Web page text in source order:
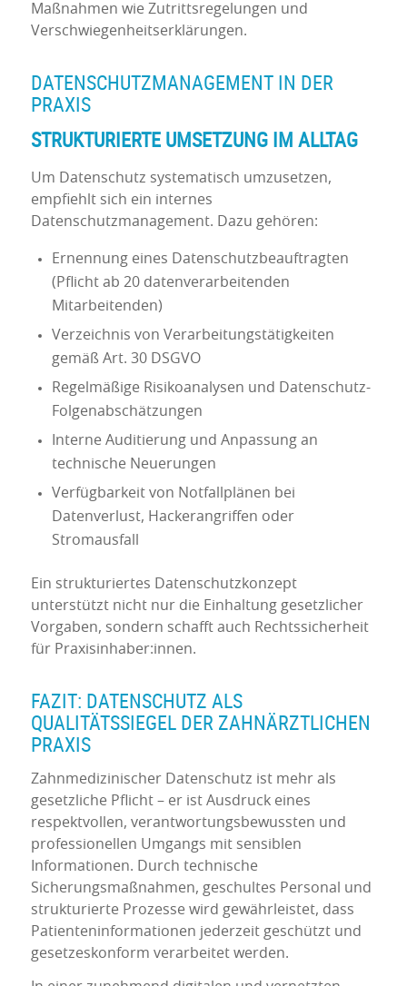
Maßnahmen wie Zutrittsregelungen und
Verschwiegenheitserklärungen.
DATENSCHUTZMANAGEMENT IN DER
PRAXIS
STRUKTURIERTE UMSETZUNG IM ALLTAG
Um Datenschutz systematisch umzusetzen,
empfiehlt sich ein internes
Datenschutzmanagement. Dazu gehören:
Ernennung eines Datenschutzbeauftragten
(Pflicht ab 20 datenverarbeitenden
Mitarbeitenden)
Verzeichnis von Verarbeitungstätigkeiten
gemäß Art. 30 DSGVO
Regelmäßige Risikoanalysen und Datenschutz-
Folgenabschätzungen
Interne Auditierung und Anpassung an
technische Neuerungen
Verfügbarkeit von Notfallplänen bei
Datenverlust, Hackerangriffen oder
Stromausfall
Ein strukturiertes Datenschutzkonzept
unterstützt nicht nur die Einhaltung gesetzlicher
Vorgaben, sondern schafft auch Rechtssicherheit
für Praxisinhaber:innen.
FAZIT: DATENSCHUTZ ALS
QUALITÄTSSIEGEL DER ZAHNÄRZTLICHEN
PRAXIS
Zahnmedizinischer Datenschutz ist mehr als
gesetzliche Pflicht – er ist Ausdruck eines
respektvollen, verantwortungsbewussten und
professionellen Umgangs mit sensiblen
Informationen. Durch technische
Sicherungsmaßnahmen, geschultes Personal und
strukturierte Prozesse wird gewährleistet, dass
Patienteninformationen jederzeit geschützt und
gesetzeskonform verarbeitet werden.